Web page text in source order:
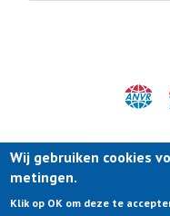
Wij gebruiken cookies
metingen.
Klik op OK om deze te